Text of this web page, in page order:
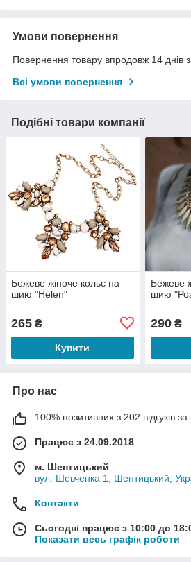
Умови повернення
Повернення товару впродовж 14 днів
Всі умови повернення
Подібні товари компанії
Бежеве жіноче кольє на
шию "Helen"
265 ₴
Купити
Бежеве
шию
290₴
Про нас
100% позитивних з 202 відгуків за
Працює з 24.09.2018
м. Шептицький
вул. Шевченка 1, Шептицький,
Контакти
Сьогодні працює з 10:00 до
Показати весь графік роботи